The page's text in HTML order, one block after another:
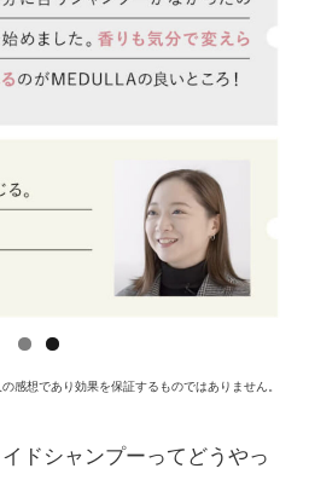
感想であり効果を保証するものではありません。
ドシャンプーってどうやっ